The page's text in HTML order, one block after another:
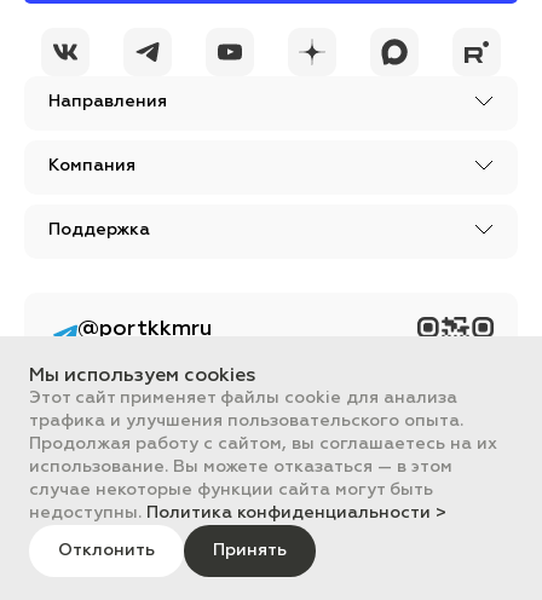
Направления
Компания
Поддержка
Вся информация, размещенная на сайте, носит ознакомительный
характер и не является публичной офертой, определяемой
положениями Статьи 437 ГК РФ.
Все цены на сайте указаны с НДС. ООО "ПОРТ" ИНН 2461018892,
ОГРН 1022401953496
ПОРТ 2011-2026
Политика обработки данных
@portkkmru
контент PORT - бизнес
портал
Мы используем cookies
Этот сайт применяет файлы cookie для анализа
трафика и улучшения пользовательского опыта.
Продолжая работу с сайтом, вы соглашаетесь на их
использование. Вы можете отказаться — в этом
случае некоторые функции сайта могут быть
недоступны. Политика конфиденциальности >
Отклонить Принять